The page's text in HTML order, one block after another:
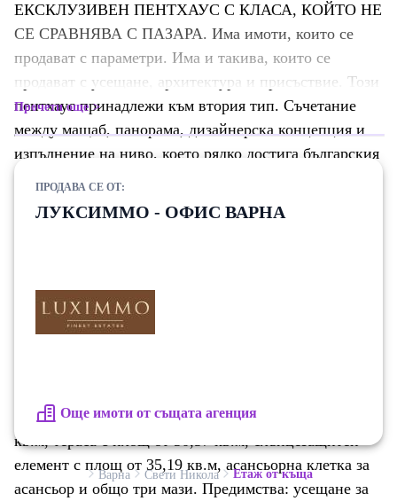
ЕКСКЛУЗИВЕН ПЕНТХАУС С КЛАСА, КОЙТО НЕ
СЕ СРАВНЯВА С ПАЗАРА. Има имоти, които се
продават с параметри. Има и такива, които се
продават с усещане, архитектура и присъствие. Този
пентхаус принадлежи към втория тип. Съчетание
между мащаб, панорама, дизайнерска концепция и
изпълнение на ниво, което рядко достига българския
баня с тоалетна, спалня, баня с тоалетна, антре, баня
с тоалетна, дрешник, перално, спалня, тераса,
тоалетна, стълбищна клетка. Тераса с площ от 78,29
кв.м, тераса с площ от 30,57 кв.м, слънцезащитен
елемент с площ от 35,19 кв.м, асансьорна клетка за
асансьор и общо три мази. Предимства: усещане за
Прочети още
ПРОДАВА СЕ ОТ:
ЛУКСИММО - ОФИС ВАРНА
Още имоти от същата агенция
Варна Свети Никола Етаж от къща